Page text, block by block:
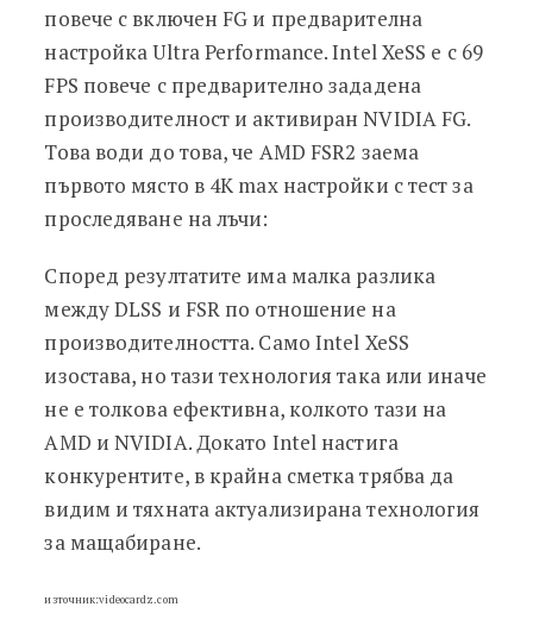
повече с включен FG и предварителна
настройка Ultra Performance. Intel XeSS е с 69
FPS повече с предварително зададена
производителност и активиран NVIDIA FG.
Това води до това, че AMD FSR2 заема
първото място в 4K max настройки с тест за
проследяване на лъчи:
Според резултатите има малка разлика
между DLSS и FSR по отношение на
производителността. Само Intel XeSS
изостава, но тази технология така или иначе
не е толкова ефективна, колкото тази на
AMD и NVIDIA. Докато Intel настига
конкурентите, в крайна сметка трябва да
видим и тяхната актуализирана технология
за мащабиране.
източник:videocardz.com